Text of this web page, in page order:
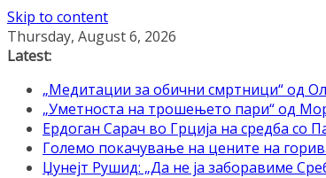
Skip to content
Thursday, August 6, 2026
Latest:
„Медитации за обични смртници“ од
„Уметноста на трошењето пари“ од
Ердоган Сарач во Грција на средба со
Големо покачување на цените на
Џунејт Рушид: „Да не ја заборавиме